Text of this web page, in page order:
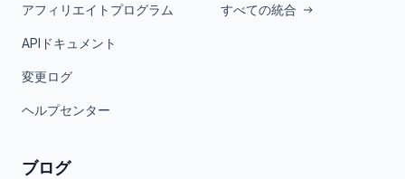
アフィリエイトプログラム
APIドキュメント
変更ログ
ヘルプセンター
すべての統合
ブログ